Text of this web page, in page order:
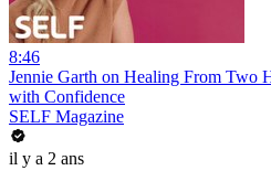
8:46
Jennie Garth on Healing From Two
with Confidence
SELF Magazine
il y a 2 ans